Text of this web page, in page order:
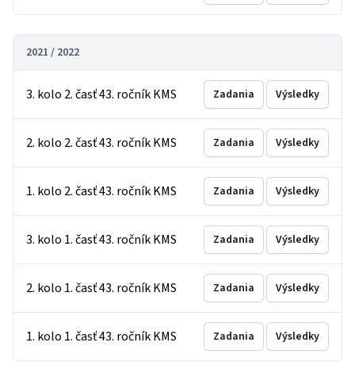
2021 / 2022
3. kolo 2. časť 43. ročník KMS Zadania Výsledky
2. kolo 2. časť 43. ročník KMS Zadania Výsledky
1. kolo 2. časť 43. ročník KMS Zadania Výsledky
3. kolo 1. časť 43. ročník KMS Zadania Výsledky
2. kolo 1. časť 43. ročník KMS Zadania Výsledky
1. kolo 1. časť 43. ročník KMS Zadania Výsledky